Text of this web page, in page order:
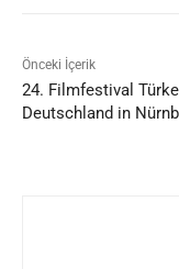
Önceki İçerik
24. Filmfestival
Deutschland in